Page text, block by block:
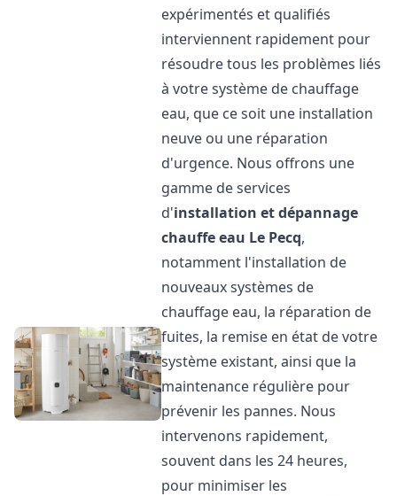
expérimentés et qualifiés
interviennent rapidement pour
résoudre tous les problèmes liés
à votre système de chauffage
eau, que ce soit une installation
neuve ou une réparation
d'urgence. Nous offrons une
gamme de services
d'installation et dépannage
chauffe eau Le Pecq,
notamment l'installation de
nouveaux systèmes de
chauffage eau, la réparation de
fuites, la remise en état de votre
système existant, ainsi que la
maintenance régulière pour
prévenir les pannes. Nous
intervenons rapidement,
souvent dans les 24 heures,
pour minimiser les